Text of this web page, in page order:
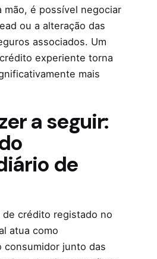
mão, é possível negociar
ou a alteração das
associados. Um
experiente torna
mais
a seguir:
de
de crédito registado no
atua como
consumidor junto das